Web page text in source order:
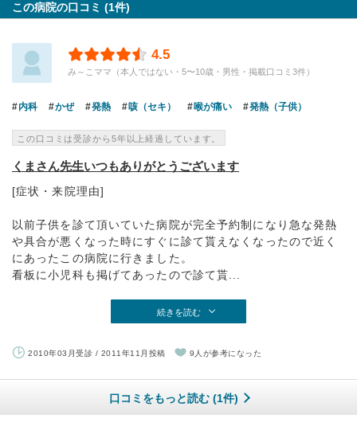
この病院の口コミ (1件)
4.5
み～こママ（本人ではない・5〜10歳・男性・掲載口コミ3件）
内科 かぜ 発熱 咳（セキ） 喉が痛い 発熱（子供）
この口コミは受診から5年以上経過しています。
くまさん先生いつもありがとうございます
[症状・来院理由]
以前子供を診て頂いていた病院が完全予約制になり急な発熱
や具合が悪くなった時にすぐに診て貰えなくなったので近く
にあったこの病院に行きました。
看板に小児科も掲げてあったので診て貰...
続きを読む
2010年03月受診 / 2011年11月投稿 9人が参考になった
口コミをもっと読む (1件)